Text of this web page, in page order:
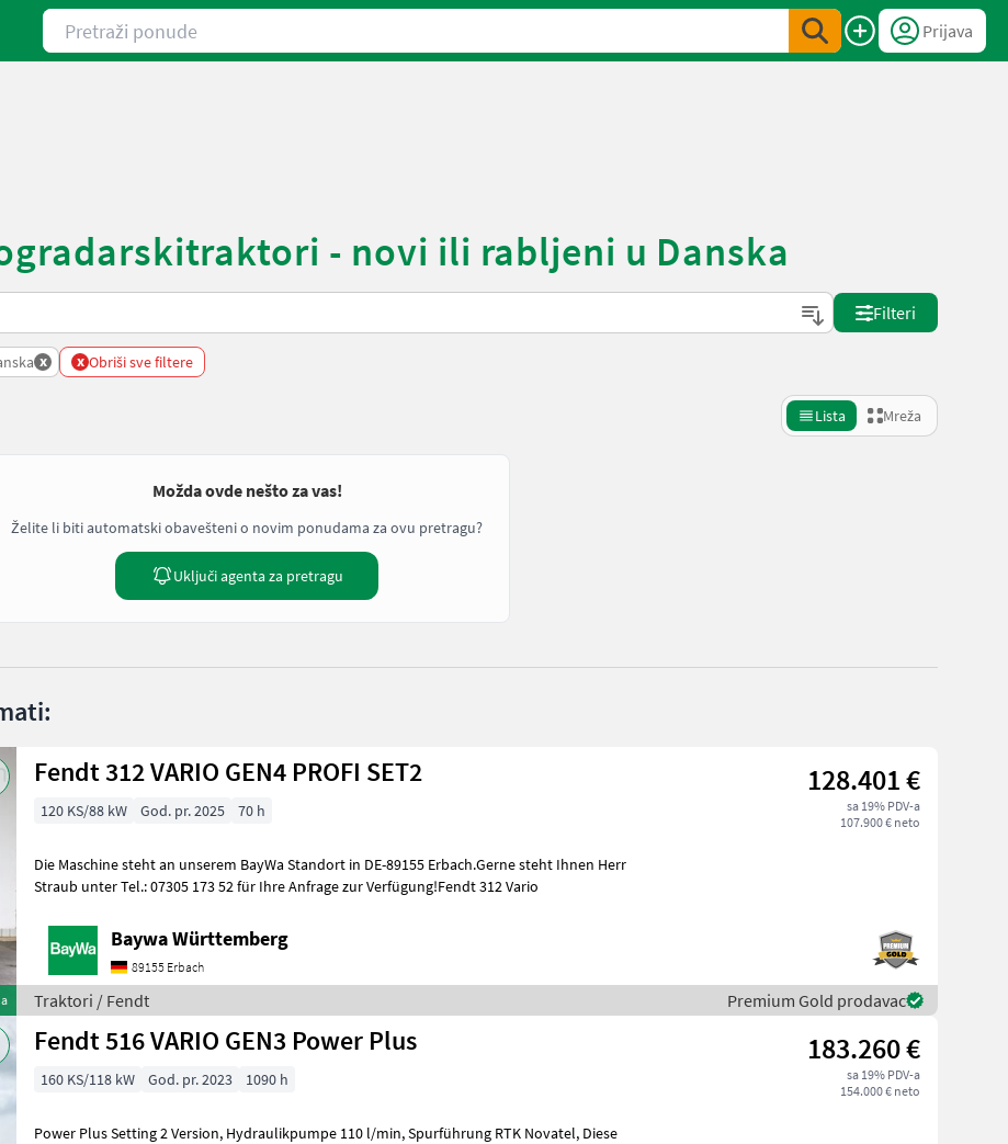
Pretraži ponude
Prijava
- novi ili rabljeni u Danska
Filteri
x x Obriši sve filtere
Lista Mreža
Možda ovde nešto za vas!
Želite li biti automatski obavešteni o novim ponudama za ovu pretragu?
Uključi agenta za pretragu
Fendt 312 VARIO GEN4 PROFI SET2 128.401 €
sa 19% PDV-a
107.900 € neto
120 KS/88 kW God. pr. 2025 70 h
Die Maschine steht an unserem BayWa Standort in DE-89155 Erbach.Gerne steht Ihnen Herr
Straub unter Tel.: 07305 173 52 für Ihre Anfrage zur Verfügung!Fendt 312 Vario
Baywa Württemberg
89155 Erbach
Traktori / Fendt Premium Gold prodavac
Fendt 516 VARIO GEN3 Power Plus 183.260 €
sa 19% PDV-a
154.000 € neto
160 KS/118 kW God. pr. 2023 1090 h
Power Plus Setting 2 Version, Hydraulikpumpe 110 l/min, Spurführung RTK Novatel, Diese